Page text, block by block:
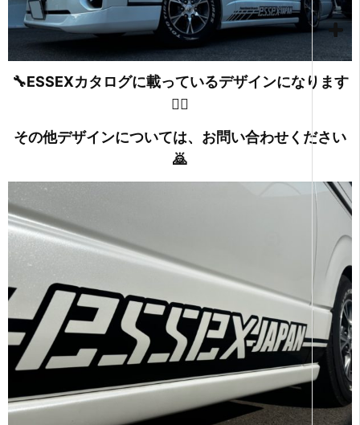
🔧ESSEXカタログに載っているデザインになります
💁‍♂️
その他デザインについては、お問い合わせください
🙇